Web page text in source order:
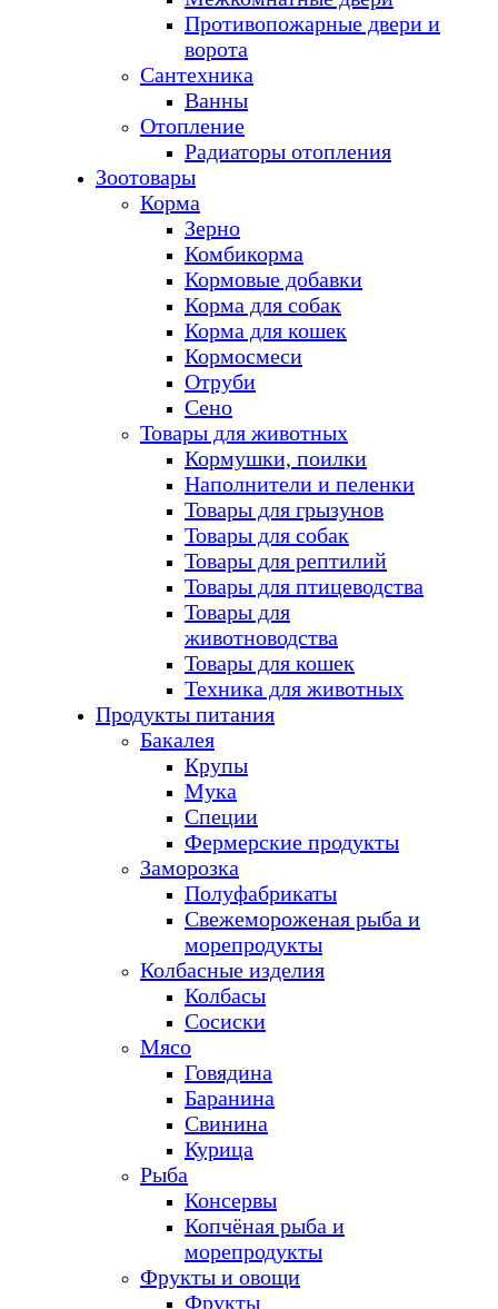
Противопожарные двери и
ворота
Сантехника
Ванны
Отопление
Радиаторы отопления
Зоотовары
Корма
Зерно
Комбикорма
Кормовые добавки
Корма для собак
Корма для кошек
Кормосмеси
Отруби
Сено
Товары для животных
Кормушки, поилки
Наполнители и пеленки
Товары для грызунов
Товары для собак
Товары для рептилий
Товары для птицеводства
Товары для
животноводства
Товары для кошек
Техника для животных
Продукты питания
Бакалея
Крупы
Мука
Специи
Фермерские продукты
Заморозка
Полуфабрикаты
Свежемороженая рыба и
морепродукты
Колбасные изделия
Колбасы
Сосиски
Мясо
Говядина
Баранина
Свинина
Курица
Рыба
Консервы
Копчёная рыба и
морепродукты
Фрукты и овощи
Фрукты